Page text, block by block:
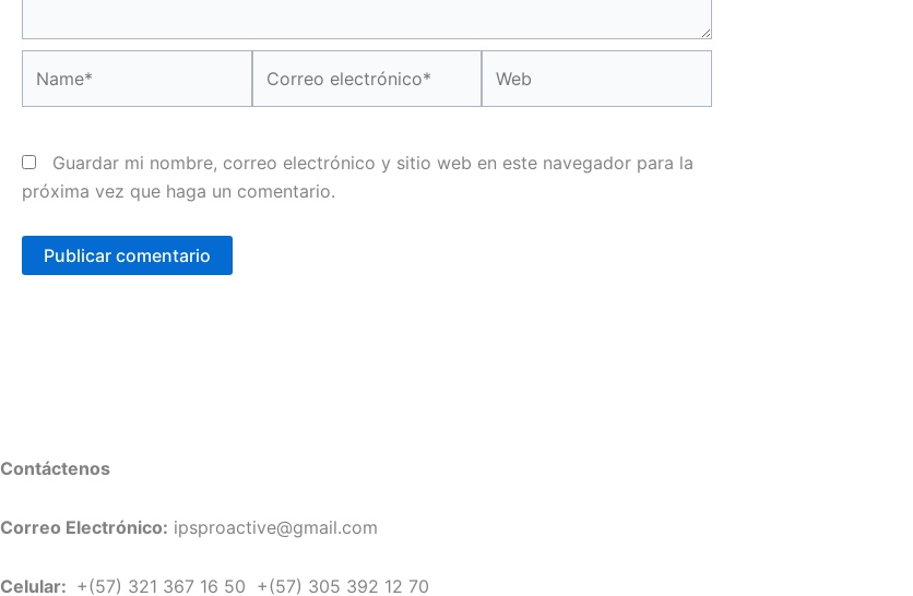
electrónico*
Guardar mi nombre, correo electrónico y sitio web en este navegador para la
próxima vez que haga un comentario.
Contáctenos
Correo Electrónico: ipsproactive@gmail.com
Celular: +(57) 321 367 16 50 +(57) 305 392 12 70